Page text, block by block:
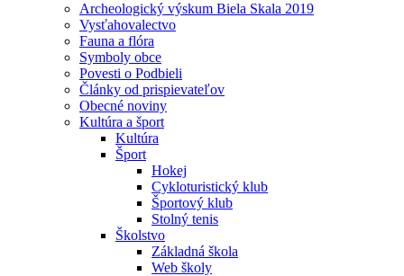
Archeologický výskum Biela Skala 2019
Vysťahovalectvo
Fauna a flóra
Symboly obce
Povesti o Podbieli
Články od prispievateľov
Obecné noviny
Kultúra a šport
Kultúra
Šport
Hokej
Cykloturistický klub
Športový klub
Stolný tenis
Školstvo
Základná škola
Web školy